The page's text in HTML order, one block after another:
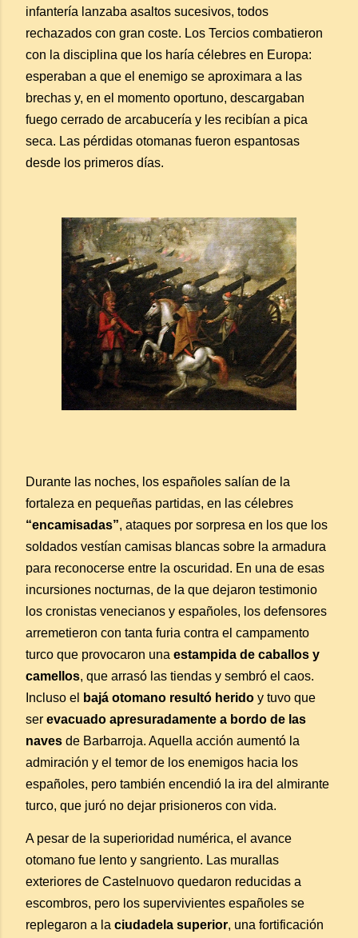
infantería lanzaba asaltos sucesivos, todos
rechazados con gran coste. Los Tercios combatieron
con la disciplina que los haría célebres en Europa:
esperaban a que el enemigo se aproximara a las
brechas y, en el momento oportuno, descargaban
fuego cerrado de arcabucería y les recibían a pica
seca. Las pérdidas otomanas fueron espantosas
desde los primeros días.
Durante las noches, los españoles salían de la
fortaleza en pequeñas partidas, en las célebres
“encamisadas”, ataques por sorpresa en los que los
soldados vestían camisas blancas sobre la armadura
para reconocerse entre la oscuridad. En una de esas
incursiones nocturnas, de la que dejaron testimonio
los cronistas venecianos y españoles, los defensores
arremetieron con tanta furia contra el campamento
turco que provocaron una estampida de caballos y
camellos, que arrasó las tiendas y sembró el caos.
Incluso el
bajá otomano resultó herido y tuvo que
ser evacuado apresuradamente a bordo de las
naves de Barbarroja. Aquella acción aumentó la
admiración y el temor de los enemigos hacia los
españoles, pero también encendió la ira del almirante
turco, que juró no dejar prisioneros con vida.
A pesar de la superioridad numérica, el avance
otomano fue lento y sangriento. Las murallas
exteriores de Castelnuovo quedaron reducidas a
escombros, pero los supervivientes españoles se
replegaron a la ciudadela superior, una fortificación